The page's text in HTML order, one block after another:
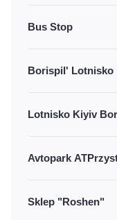
Bus Stop
Borispil' Lotnisko
Lotnisko Kiyiv
Avtopark
Sklep "Roshen"